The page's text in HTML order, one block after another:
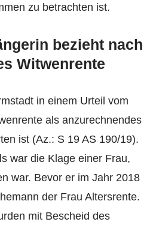
zu betrachten ist.
bezieht nach
Witwenrente
in einem Urteil vom
als anzurechnendes
ist (Az.: S 19 AS 190/19).
war die Klage einer Frau,
war. Bevor er im Jahr 2018
der Frau Altersrente.
mit Bescheid des